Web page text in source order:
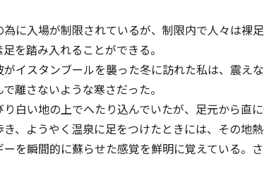
に入場が制限されているが、制限内で人々は裸
を踏み入れることができる。
イスタンブールを襲った冬に訪れた私は、震え
離さないような寒さだった。
白い地の上でへたり込んでいたが、足元から直
、ようやく温泉に足をつけたときには、その地熱
を瞬間的に蘇らせた感覚を鮮明に覚えている。